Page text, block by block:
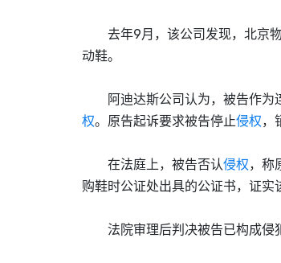
去年9月，该公司发现，北京物
动鞋。
阿迪达斯公司认为，被告作为
权。原告起诉要求被告停止侵权，
在法庭上，被告否认侵权，称
购鞋时公证处出具的公证书，证实
法院审理后判决被告已构成侵